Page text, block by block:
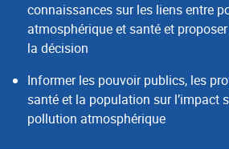
connaissances sur les liens entre
atmosphérique et santé et
la décision
Informer les pouvoir publics, les
santé et la population sur l’impact
pollution atmosphérique